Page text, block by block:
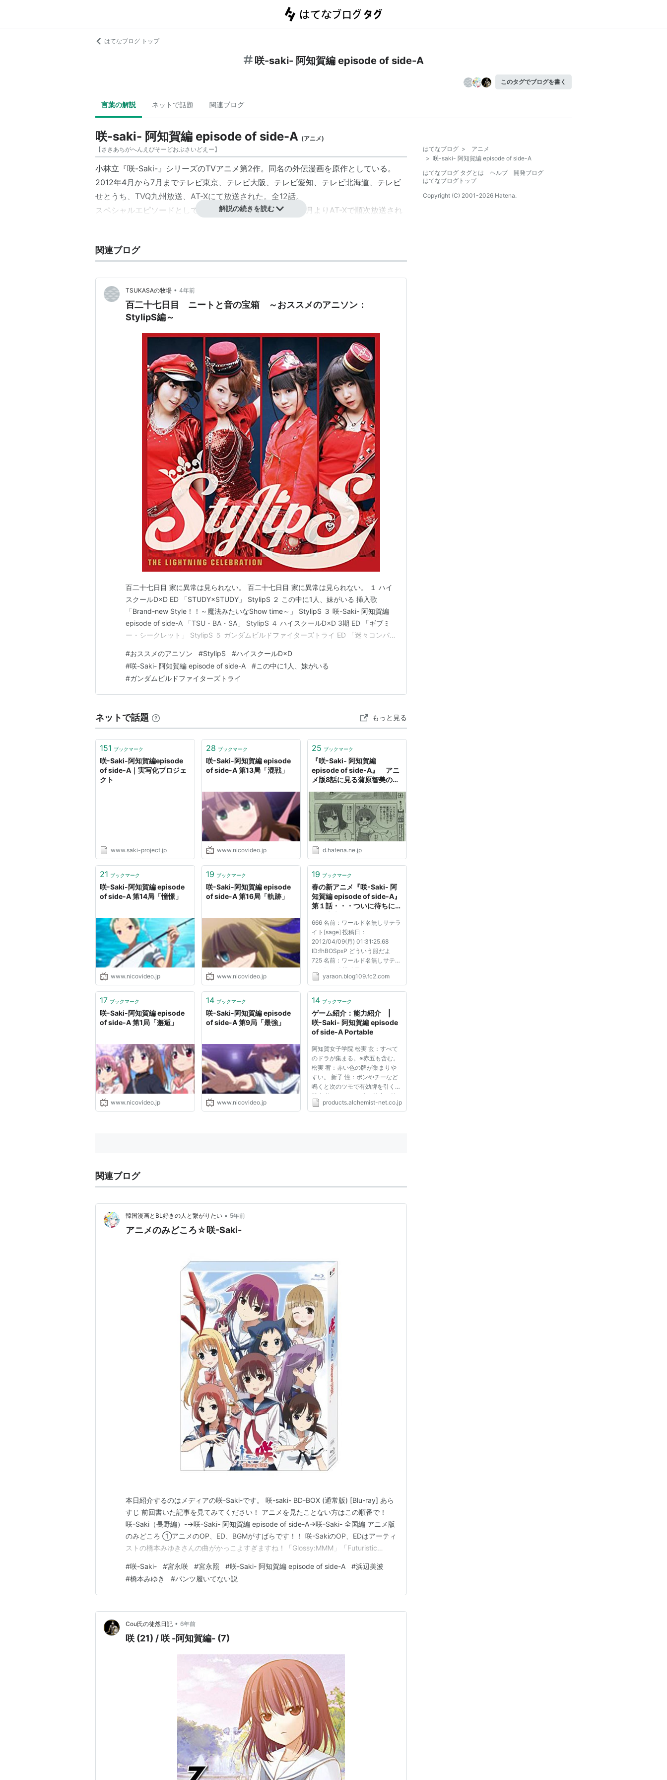
はてなブログ トップ
咲-saki- 阿知賀編 episode of side-A
このタグでブログを書く
言葉の解説 ネットで話題 関連ブログ
咲-saki- 阿知賀編 episode of side-A (アニメ)
【さきあちがへんえぴそーどおぶさいどえー】
小林立『咲-Saki-』シリーズのTVアニメ第2作。同名の外伝漫画を原作としている。
2012年4月から7月までテレビ東京、テレビ大阪、テレビ愛知、テレビ北海道、テレビ
せとうち、TVQ九州放送、AT-Xにて放送された。全12話。
スペシャルエピソードとして、第13話〜第16話が2012年12月よりAT-Xで順次放送され
スタッフ
コミック作画：五十嵐あぐり
監督：小野学
シリーズ構成・脚本：浦畑達彦
キャラクターデザイン・総作画監督：佐々木政勝
美術監督：松本浩樹、高須賀真二
編集：三嶋章紀
色彩設計：池田ひとみ
3D制作：サンジゲン
音響監督：鶴岡陽太
音楽：渡辺剛
音楽製作：ランティス
アニメーション制作：Studio五組
製作：咲阿知賀編製作委員会
：悠木碧
：東山奈央
：花澤香菜
：MAKO
鷺森灼：内山夕実
赤土晴絵：進藤尚美
園城寺怜：小倉唯
清水谷龍華：石原夏織
江口セーラ ：能登有沙
船久保浩子：manami→三澤紗千香
二条泉：松永真穂
弘世菫：斎賀みつき
白水哩：鹿野優以
鶴田姫子：大亀あすか
小鍛冶健夜：後藤沙緒里
新子望：夏樹リオ
熊倉トシ：茂呂田かおる
荒川憩：三宅麻理恵
志崎綾：巽悠衣子
桐田凛：高森奈津美
ギバード桜子：大亀あすか
小走やえ：今野宏美
岡橋初瀬：津田美波
宮永咲：植田佳奈
原村和：小清水亜美
片岡優希：釘宮理恵
竹井久：伊藤静
須賀京太郎：福山潤
龍門渕透華：茅原実里
国広一：清水愛
福路美穂子：堀江由衣
蒲原智美：桑谷夏子
東横桃子：斎藤桃子
MIRACLE RUSH」（#2-#12）
作詞：こだまさおり / 作曲：山口朗彦 / 歌：StylipS
オープニングテーマ「TSU・BA・SA」（#14-#15）
作詞：こだまさおり / 作曲・編曲：山口朗彦 / 歌：StylipS
エンディングテーマ「SquarePanicSerenade」（#2,#5-#7,#12）
作詞・作曲・編曲：ZAQ / 歌：高鴨穏乃（悠木碧）、新子憧（東山奈央）、松実玄
（花澤香菜）、松実宥（MAKO）、鷺森灼（内山夕実）
エンディングテーマ「Futuristic Player」（#3,#4,#8-#11,#14,#15）
作詞・作曲・編曲：ZAQ / 歌：橋本みゆき
テレビ東京：2012年4月8日より毎週日曜25時05分〜
テレビ大阪：2012年4月14日より毎週土曜26時25分〜
テレビせとうち：2012年4月13日より毎週金曜25時53分〜
テレビ北海道：2012年4月10日より毎週火曜26時30分〜
TVQ九州放送：2012年4月14日より毎週土曜26時40分〜
AT-X：2012年4月9日より毎週月曜日08時30分〜／20時30分〜、毎週木曜14時30
分〜／26時30分〜
出版社/メーカー:
発売日:
2012/05/16
メディア: CD
購入: 2人クリック: 46回
この商品を含むブログ (28件) を見る
Square Panic Serenade
アーティスト:
新子憧(東山奈央),松実玄(花澤香菜),松実宥(MAKO),
鷺森灼(内山夕実),橋本みゆき高鴨穏乃(悠木碧),高鴨穏乃(悠木碧),橋
本みゆき,新子憧(東山奈央),松実玄(花澤香菜),松実宥(MAKO),鷺森灼
(内山夕実),ZAQ
出版社/メーカー:ランティス
発売日:
2012/04/25
メディア:CD
解説の続きを読む
関連ブログ
TSUKASAの牧場 • 4年前
百二十七日目 ニートと音の宝箱 ～おススメのアニソン：
StylipS編～
百二十七日目 家に異常は見られない。 百二十七日目 家に異常は見られない。 １ ハイ
スクールD×D ED 「STUDY×STUDY」 StylipS ２ この中に1人、妹がいる 挿入歌
「Brand-new Style！！～魔法みたいなShow time～」 StylipS ３ 咲-Saki- 阿知賀編
episode of side-A 「TSU・BA・SA」 StylipS ４ ハイスクールD×D 3期 ED 「ギブミ
ー・シークレット」 StylipS ５ ガンダムビルドファイターズトライ ED 「迷々コンパス
#おススメのアニソン #StylipS #ハイスクールD×D
#咲-Saki- 阿知賀編 episode of side-A #この中に1人、妹がいる
#ガンダムビルドファイターズトライ
ネットで話題 もっと見る
151 ブックマーク
咲-Saki-阿知賀編episode
of side-A｜実写化プロジェ
クト
www.saki-project.jp
28 ブックマーク
咲-Saki-阿知賀編 episode
of side-A 第13局「混戦」
www.nicovideo.jp
25 ブックマーク
『咲-Saki- 阿知賀編
episode of side-A』 アニ
メ版8話に見る蒲原智美の想
d.hatena.ne.jp
21 ブックマーク
咲-Saki-阿知賀編 episode
of side-A 第14局「憧憬」
www.nicovideo.jp
19 ブックマーク
咲-Saki-阿知賀編 episode
of side-A 第16局「軌跡」
www.nicovideo.jp
19 ブックマーク
春の新アニメ『咲-Saki- 阿
知賀編 episode of side-A』
第１話・・・ついに待ちに待
な！｜やらおん!
666 名前：ワールド名無しサテラ
イト[sage] 投稿日：
2012/04/09(月) 01:31:25.68
ID:fhBOSpxP どういう服だよ
725 名前：ワールド名無しサテラ
イト[sage] 投稿日：
2012/04/09(月) 01:31:36.29
ｗｗｗｗｗｗｗｗｗｗｗｗｗｗｗ
762 名前：ワールド名無しサテラ
イト[sage] 投稿日：
2012/04/09...
yaraon.blog109.fc2.com
17 ブックマーク
咲-Saki-阿知賀編 episode
of side-A 第1局「邂逅」
www.nicovideo.jp
14 ブックマーク
咲-Saki-阿知賀編 episode
of side-A 第9局「最強」
www.nicovideo.jp
14 ブックマーク
ゲーム紹介：能力紹介 |
咲-Saki- 阿知賀編 episode
of side-A Portable
阿知賀女子学院 松実 玄：すべて
のドラが集まる。※赤五も含む。
松実 宥：赤い色の牌が集まりや
すい。 新子 憧：ポンやチーなど
鳴くと次のツモで有効牌を引く。
鷺森 灼：テンパイ時に特定の筒
子待ちになった場合に一発ツモ。
products.alchemist-net.co.jp
関連ブログ
韓国漫画とBL好きの人と繋がりたい • 5年前
アニメのみどころ☆咲-Saki-
本日紹介するのはメディアの咲-Saki-です。 咲-saki- BD-BOX (通常版) [Blu-ray] あら
すじ 前回書いた記事を見てみてください！ アニメを見たことない方はこの順番で！
咲-Saki（長野編）-→咲-Saki- 阿知賀編 episode of side-A→咲-Saki- 全国編 アニメ版
のみどころ ①アニメのOP、ED、BGMがすばらです！！ 咲-SakiのOP、EDはアーティ
ストの橋本みゆきさんの曲がかっこよすぎますね！「Glossy:MMM」「Futuristic
「熱烈歓…
#咲-Saki- #宮永咲 #宮永照 #咲-Saki- 阿知賀編 episode of side-A #浜辺美波
#橋本みゆき #パンツ履いてない説
Cou氏の徒然日記 • 6年前
咲 (21) / 咲 -阿知賀編- (7)
はてなブログ >
アニメ
> 咲-saki- 阿知賀編 episode of side-A
はてなブログ タグとは
ヘルプ
開発ブログ
はてなブログトップ
Copyright (C) 2001-2026 Hatena.